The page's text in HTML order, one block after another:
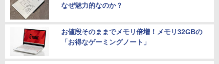
なぜ魅力的なのか？
お値段そのままでメモリ倍増！メモリ32GBの
「お得なゲーミングノート」